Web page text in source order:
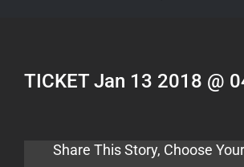
TICKET Jan 13 2018 @
Share This Story, Choose